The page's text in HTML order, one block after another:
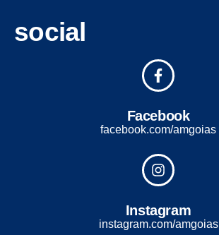
social
Facebook
facebook.com/amgoias
Instagram
instagram.com/amgoias